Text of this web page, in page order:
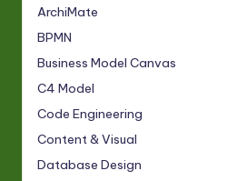
ArchiMate
BPMN
Business Model Canvas
C4 Model
Code Engineering
Content & Visual
Database Design